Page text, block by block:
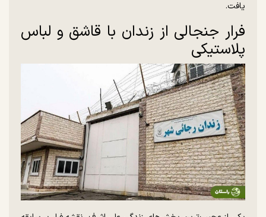
یافت.
فرار جنجالی از زندان با قاشق و لباس
پلاستیکی